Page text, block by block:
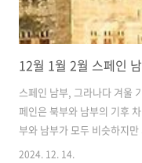
스페인 남부, 그라나다 겨울
페인은 북부와 남부의 기후
부와 남부가 모두 비슷하지
스페인 북부의 겨울은 알프
2024. 12. 14.